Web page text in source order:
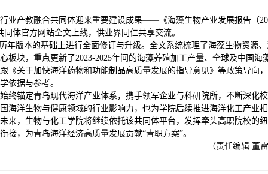
业产教融合共同体迎来重要建设成果——《海藻生物产业发展报告（
体官方网站全文上线，供业界同仁共享交流。
年版本的基础上进行全面修订与升级。全文系统梳理了海藻生物资源
板块，重点更新了2023-2025年间的海藻养殖加工产量、全球及中国海
《关于加快海洋药物和功能制品高质量发展的指导意见》等政策导向
依据与参考。
终锚定青岛现代海洋产业体系，携手领军企业与科研院所，不断深化
海洋生物与健康领域的行业影响力，也为学院后续推进海洋化工产业
来，生物与化工学院将继续依托该共同体平台，发挥牵头高职院校的
，为青岛海洋经济高质量发展贡献“青职方案”。
（责任编辑 董